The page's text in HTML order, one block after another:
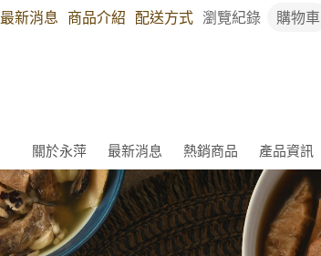
最新消息 商品介紹 配送方式 瀏覽紀錄 購物車
關於永萍 最新消息 熱銷商品 產品資訊